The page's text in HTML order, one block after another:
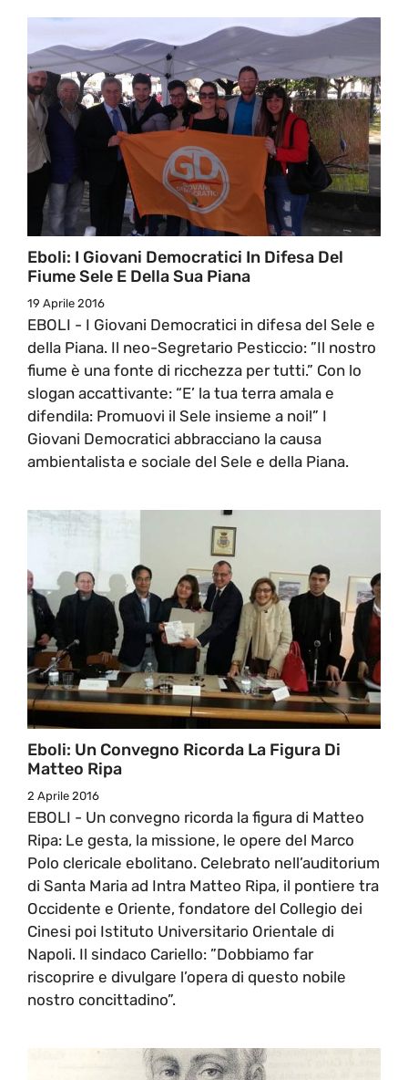
Eboli: I Giovani Democratici In Difesa Del
Fiume Sele E Della Sua Piana
19 Aprile 2016
EBOLI - I Giovani Democratici in difesa del Sele e
della Piana. Il neo-Segretario Pesticcio: ”Il nostro
fiume è una fonte di ricchezza per tutti.” Con lo
slogan accattivante: “E’ la tua terra amala e
difendila: Promuovi il Sele insieme a noi!” I
Giovani Democratici abbracciano la causa
ambientalista e sociale del Sele e della Piana.
Eboli: Un Convegno Ricorda La Figura Di
Matteo Ripa
2 Aprile 2016
EBOLI - Un convegno ricorda la figura di Matteo
Ripa: Le gesta, la missione, le opere del Marco
Polo clericale ebolitano. Celebrato nell’auditorium
di Santa Maria ad Intra Matteo Ripa, il pontiere tra
Occidente e Oriente, fondatore del Collegio dei
Cinesi poi Istituto Universitario Orientale di
Napoli. Il sindaco Cariello: ”Dobbiamo far
riscoprire e divulgare l’opera di questo nobile
nostro concittadino”.